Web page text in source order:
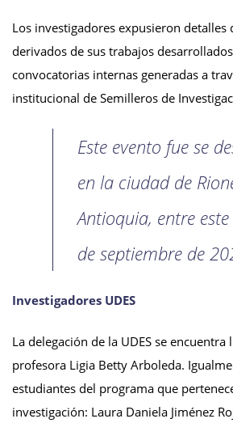
Los investigadores expusieron detalles
derivados de sus trabajos
convocatorias internas generadas a
institucional de Semilleros de
Este evento fue se
en la ciudad de
Antioquia, entre
de septiembre de
Investigadores UDES
La delegación de la UDES se
profesora Ligia Betty Arboleda.
estudiantes del programa que
investigación: Laura Daniela Jiménez